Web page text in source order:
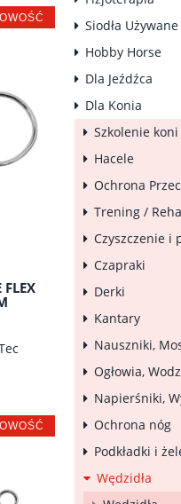
Siodła Używane
Hobby Horse
Dla Jeźdźca
Dla Konia
Szkolenie koni
Hacele
Ochrona
Trening /
Czyszczenie i
Czapraki
Derki
Kantary
Nauszniki,
Ogłowia,
Napierśniki,
Ochrona nóg
Podkładki i
Wędzidła